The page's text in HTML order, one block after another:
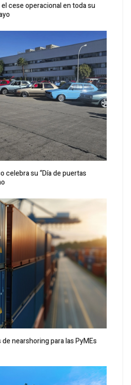
cese operacional en toda su
celebra su “Día de puertas
nearshoring para las PyMEs